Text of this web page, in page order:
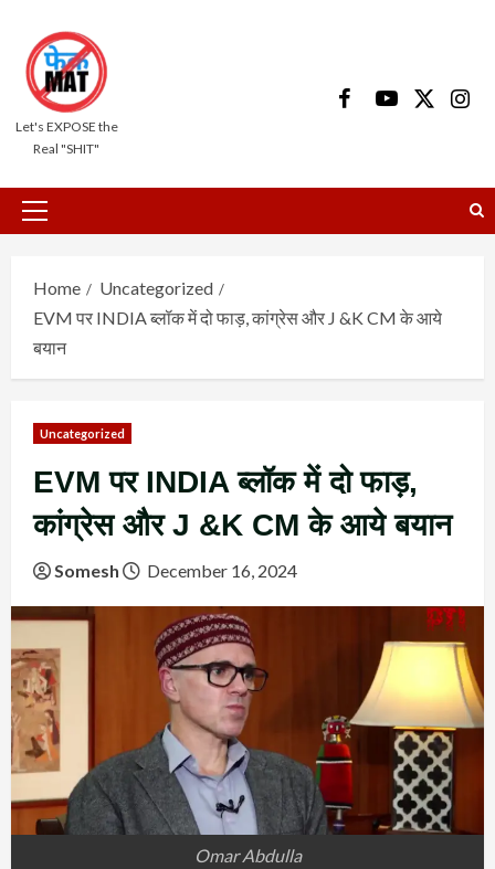
content
Let's EXPOSE the
Real "SHIT"
FacebookYoutube
X
Primary
Home
Uncategorized
EVM पर INDIA ब्लॉक में दो फाड़, कांग्रेस और J &K CM के आये
बयान
Uncategorized
EVM पर INDIA ब्लॉक में दो फाड़,
कांग्रेस और J &K CM के आये बयान
Somesh December 16, 2024
Omar Abdulla